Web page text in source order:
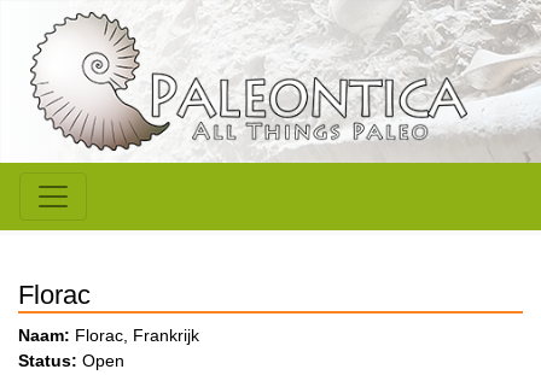
Florac
Naam: Florac, Frankrijk
Status: Open